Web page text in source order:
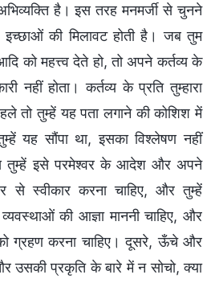
अभिव्यक्ति है। इस तरह मनमर्जी से चुनने
इच्छाओं की मिलावट होती है। जब तुम
को महत्त्व देते हो, तो अपने कर्तव्य के
नहीं होता। कर्तव्य के प्रति तुम्हारा
तो तुम्हें यह पता लगाने की कोशिश में
यह सौंपा था, इसका विश्लेषण नहीं
तुम्हें इसे परमेश्वर के आदेश और अपने
से स्वीकार करना चाहिए, और तुम्हें
की आज्ञा माननी चाहिए, और
ग्रहण करना चाहिए। दूसरे, ऊँचे और
उसकी प्रकृति के बारे में न सोचो, क्या